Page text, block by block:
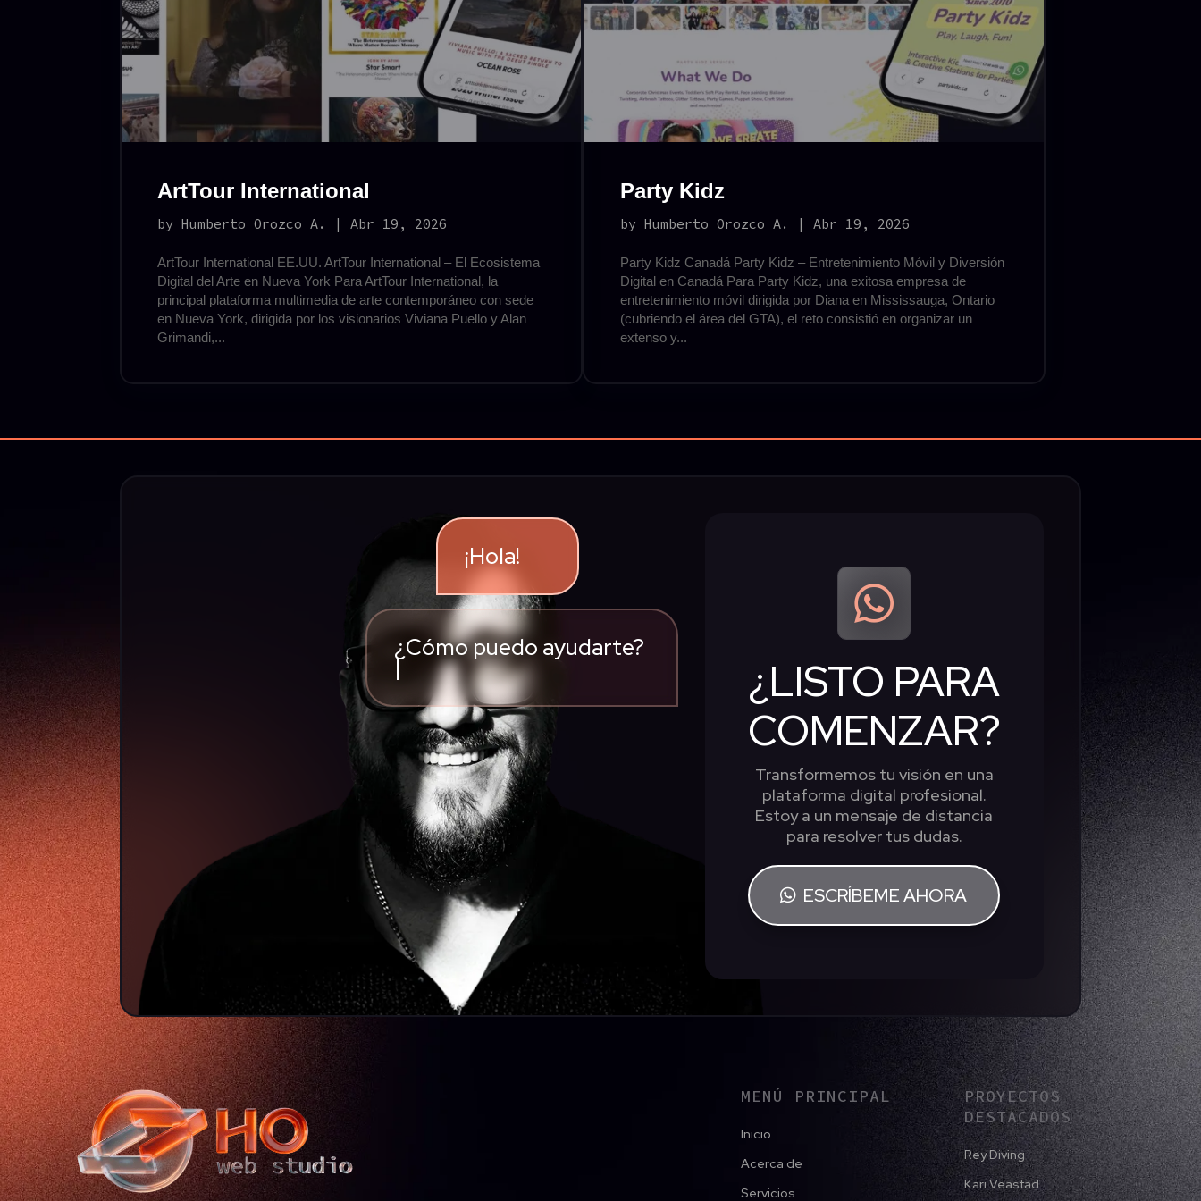
ArtTour International
byHumberto Orozco A. |Abr 19, 2026
ArtTour International EE.UU. ArtTour International – El Ecosistema
Digital del Arte en Nueva York Para ArtTour International, la
principal plataforma multimedia de arte contemporáneo con sede
en Nueva York, dirigida por los visionarios Viviana Puello y Alan
Grimandi,...
Party Kidz
by Humberto Orozco A. | Abr 19, 2026
Party Kidz Canadá Party Kidz – Entretenimiento Móvil y Diversión
Digital en Canadá Para Party Kidz, una exitosa empresa de
entretenimiento móvil dirigida por Diana en Mississauga, Ontario
(cubriendo el área del GTA), el reto consistió en organizar un
extenso y...
¡Hola!
¿Cómo puedo ayu|

¿LISTO PARA
COMENZAR?
Transformemos tu visión en una
plataforma digital profesional.
Estoy a un mensaje de distancia
para resolver tus dudas.
ESCRÍBEME AHORA
MENÚ PRINCIPAL
Inicio
Acerca de
Servicios
PROYECTOS
DESTACADOS
Rey Diving
Kari Veastad